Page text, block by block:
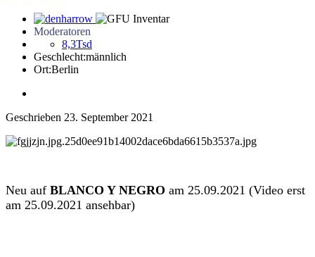
Moderatoren
8,3Tsd
Geschlecht:männlich
Ort:Berlin
Geschrieben 23. September 2021
Neu auf BLANCO Y NEGRO am 25.09.2021 (Video erst
am 25.09.2021 ansehbar)